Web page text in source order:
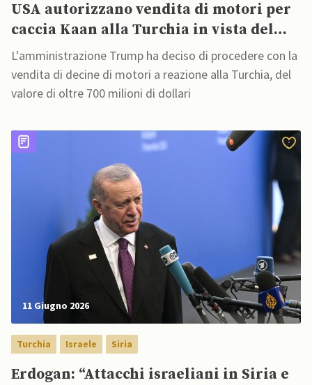
USA autorizzano vendita di motori per
caccia Kaan alla Turchia in vista del
vertice NATO di Ankara
L'amministrazione Trump ha deciso di procedere con la
vendita di decine di motori a reazione alla Turchia, del
valore di oltre 700 milioni di dollari
11 Giugno 2026
Turchia Israele Siria
Erdogan: “Attacchi israeliani in Siria e